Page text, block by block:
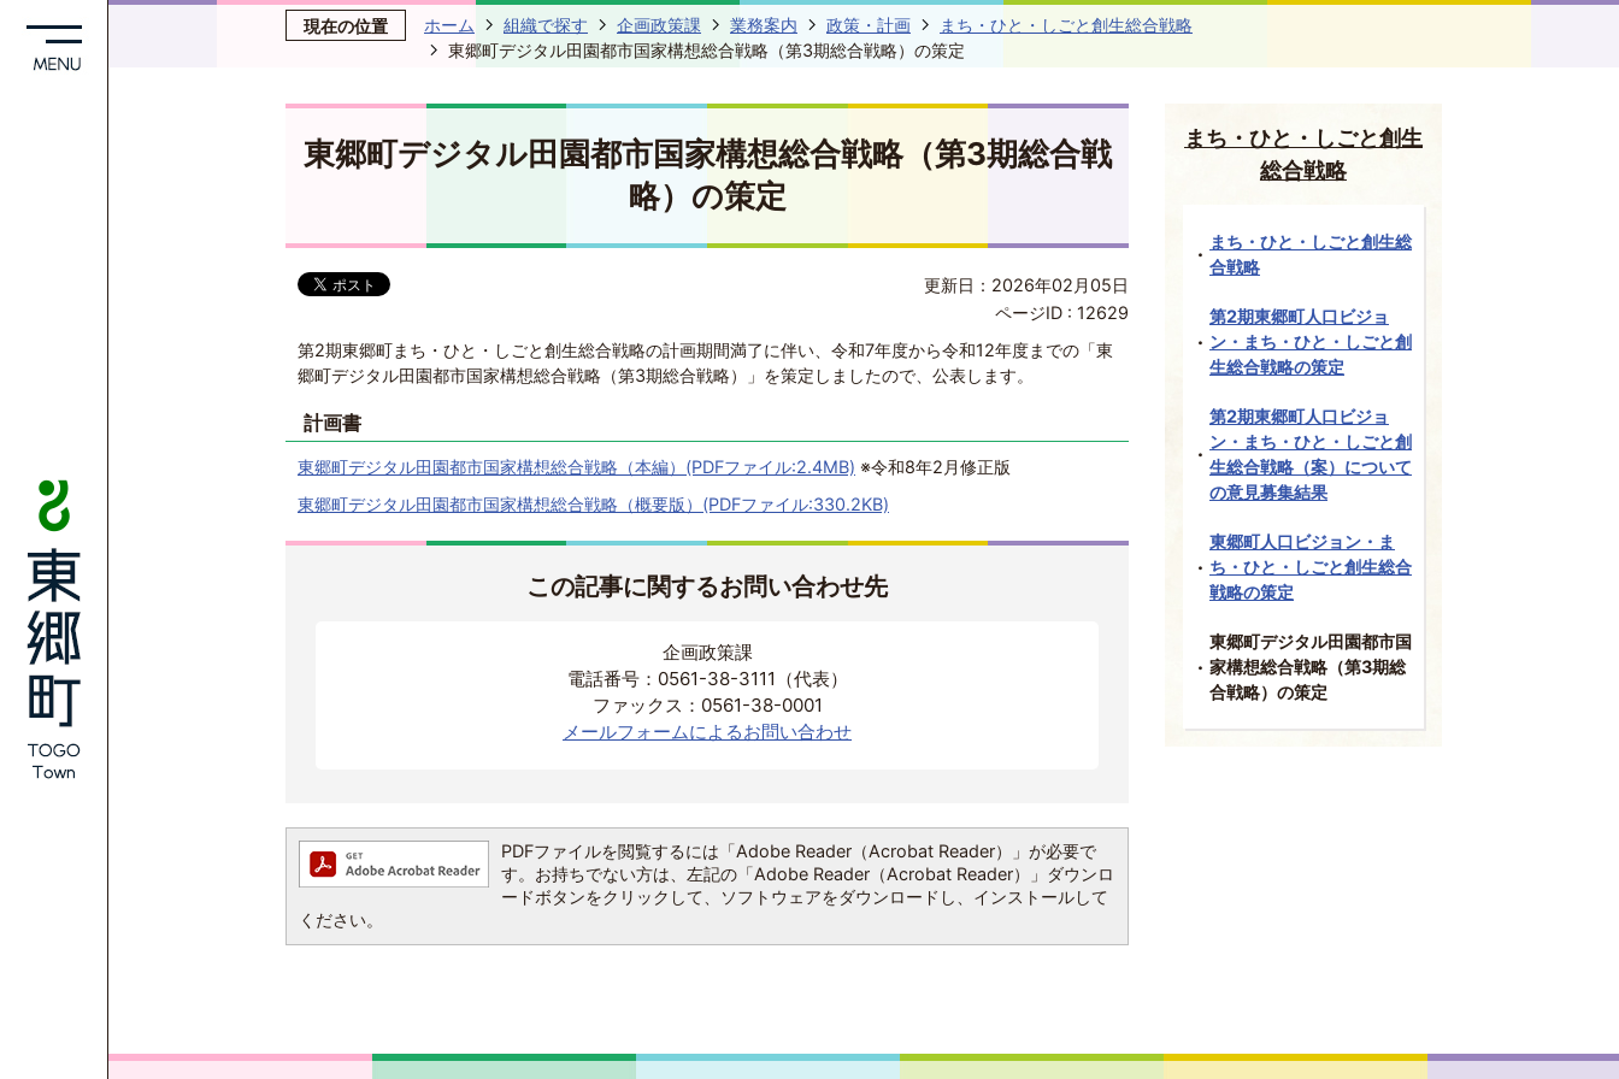
現在の位置 ホーム 組織で探す 企画政策課 業務案内 政策・計画
まち・ひと・しごと創生総合戦略
東郷町デジタル田園都市国家構想総合戦略（第3期総合戦略）の策定
東郷町デジタル田園都市国家構想総合戦略（第3期総合戦
略）の策定
更新日：2026年02月05日
ページID : 12629
第2期東郷町まち・ひと・しごと創生総合戦略の計画期間満了に伴い、令和7年度から令和12年度までの「東
郷町デジタル田園都市国家構想総合戦略（第3期総合戦略）」を策定しましたので、公表します。
計画書
東郷町デジタル田園都市国家構想総合戦略（本編）(PDFファイル:2.4MB) ※令和8年2月修正版
東郷町デジタル田園都市国家構想総合戦略（概要版）(PDFファイル:330.2KB)
この記事に関するお問い合わせ先
企画政策課
電話番号：0561-38-3111（代表）
ファックス：0561-38-0001
メールフォームによるお問い合わせ
PDFファイルを閲覧するには「Adobe Reader（Acrobat Reader）」が必要で
す。お持ちでない方は、左記の「Adobe Reader（Acrobat Reader）」ダウンロ
ードボタンをクリックして、ソフトウェアをダウンロードし、インストールして
ください。
まち・ひと・しごと創生
総合戦略
まち・ひと・しごと創生総
合戦略
第2期東郷町人口ビジョ
ン・まち・ひと・しごと創
生総合戦略の策定
第2期東郷町人口ビジョ
ン・まち・ひと・しごと創
生総合戦略（案）について
の意見募集結果
東郷町人口ビジョン・ま
ち・ひと・しごと創生総合
戦略の策定
東郷町デジタル田園都市国
家構想総合戦略（第3期総
合戦略）の策定